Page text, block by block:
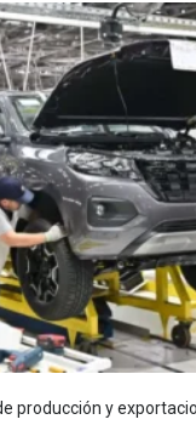
producción y